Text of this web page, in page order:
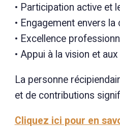
• Participation active et
• Engagement envers
• Excellence
• Appui à la vision et
La personne
et de contributions
Cliquez ici pour en